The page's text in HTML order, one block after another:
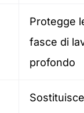
Protegge
fasce di
profondo
Sostituisce